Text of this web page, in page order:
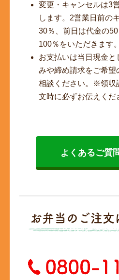
変更・キャンセルは3
します。2営業日前の
30％、前日は代金の
100％をいただきます。
お支払いは当日現金
みや締め請求をご希
相談ください。※領収
文時に必ずお伝えくだ
よくあるご質
お弁当のご注文